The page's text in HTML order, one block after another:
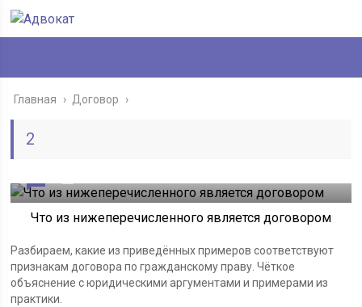
Главная › Договор ›
2
Что из нижеперечисленного является договором
Разбираем, какие из приведённых примеров соответствуют
признакам договора по гражданскому праву. Чёткое
объяснение с юридическими аргументами и примерами из
практики.